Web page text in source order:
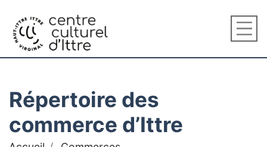
Répertoire des
commerce d’Ittre